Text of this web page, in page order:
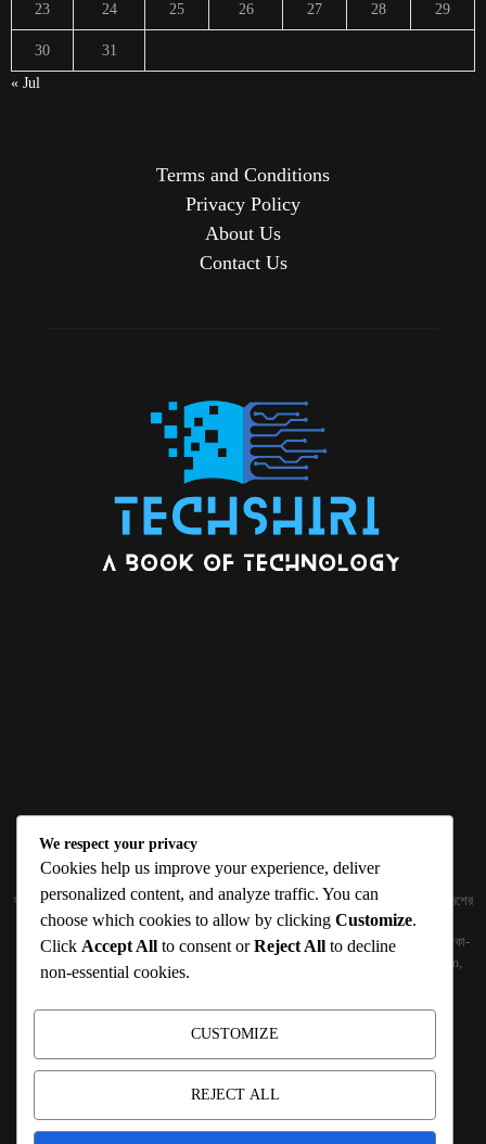
23 24 25 26 27 28 29
30
31
« Jul
Terms and Conditions
Privacy Policy
About Us
Contact Us
ABOUT US
জ্ঞান বিজ্ঞানের উৎকর্ষ আমাদের প্রভাবিত করে। আলোকিত করে। সেই আলো কে ধারণ কর দেশ ও বিদেশের
তথ্যপ্রযুক্তির অতিসাম্প্রতিক খবরাখবর পাঠকের হাতের মুঠোয় দিতে চায় টেকসিঁড়ি ডট কম।
প্রকাশক ও নির্বাহী সম্পাদকঃ সামিউল হক সুমন ১৮৮/১ (২য় তলা), ইনার সার্কুলার রোড, আরামবাগ, ঢাকা-
১০০০ মোবাইলঃ 01511759094, 01511759095 ইমেইলঃ
techshiribd@gmail.com,
info@techshiri.com
We respect your privacy
Cookies help us improve your experience, deliver
personalized content, and analyze traffic. You can
choose which cookies to allow by clicking Customize.
Click Accept All to consent orReject All to decline
non-essential cookies.
CUSTOMIZE
REJECT ALL